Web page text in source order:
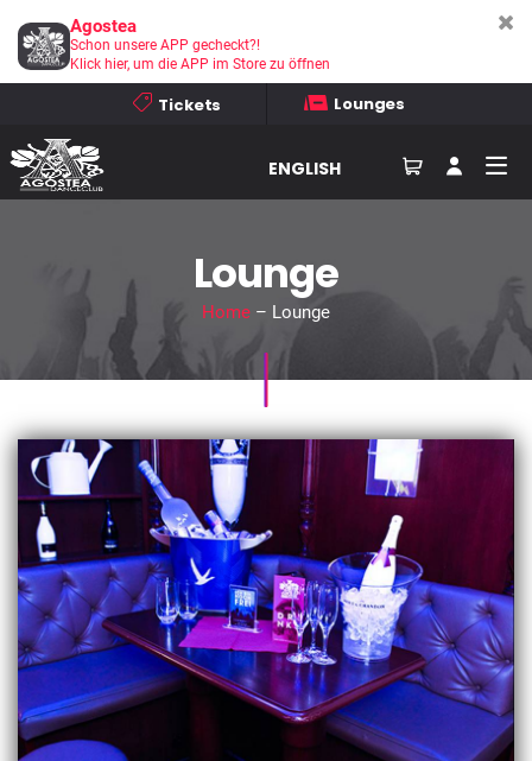
Tickets Lounges
ENGLISH
Lounge
Home– Lounge
Agostea
Schon unsere APP gecheckt?!
Klick hier, um die APP im Store zu öffnen